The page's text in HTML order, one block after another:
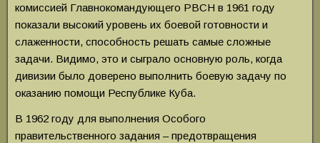
комиссией Главнокомандующего РВСН в 1961 году
показали высокий уровень их боевой готовности и
слаженности, способность решать самые сложные
задачи. Видимо, это и сыграло основную роль, когда
дивизии было доверено выполнить боевую задачу по
оказанию помощи Республике Куба.
В 1962 году для выполнения Особого
правительственного задания – предотвращения